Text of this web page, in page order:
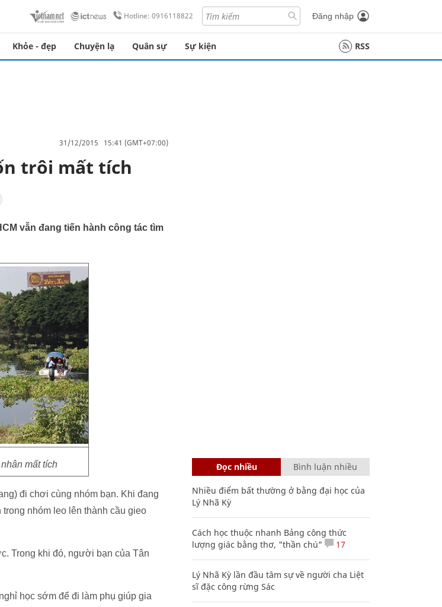
Hotline: 0916118822 Đăng nhập
Khỏe - đẹp Chuyện lạ Quân sự Sự kiện RSS
31/12/2015 15:41 (GMT+07:00)
trôi mất tích
vẫn đang tiến hành công tác tìm
mất tích
đi chơi cùng nhóm bạn. Khi đang
nhóm leo lên thành cầu gieo
Trong khi đó, người bạn của Tân
học sớm để đi làm phụ giúp gia
Đọc nhiều Bình luận nhiều
Nhiều điểm bất thường ở bằng đại học của
Lý Nhã Kỳ
Cách học thuộc nhanh Bảng công thức
lượng giác bằng thơ, "thần chú"
17
Lý Nhã Kỳ lần đầu tâm sự về người cha Liệt
sĩ đặc công rừng Sác